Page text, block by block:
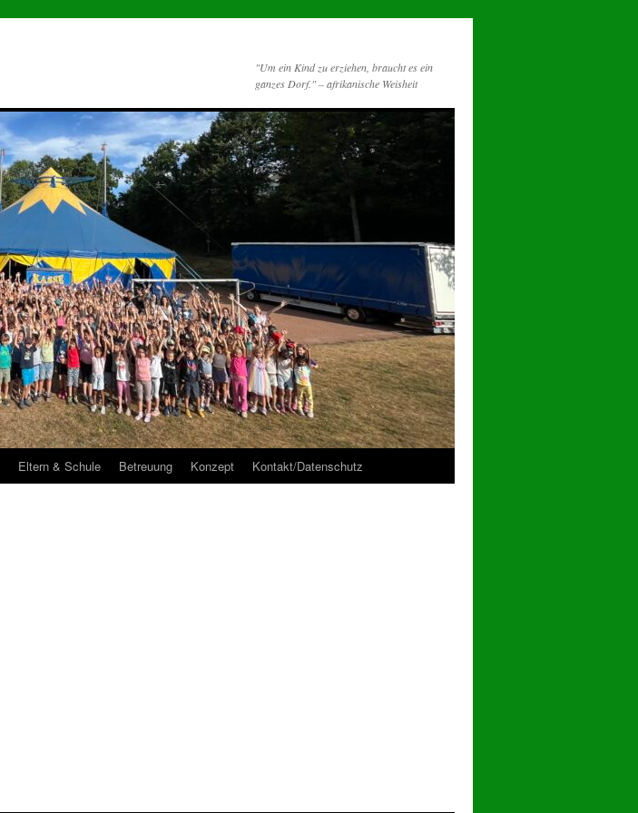
"Um ein Kind zu erziehen, braucht es ein
ganzes Dorf." – afrikanische Weisheit
Eltern & Schule Betreuung Konzept Kontakt/Datenschutz